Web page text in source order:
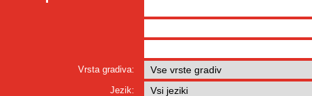
Vrsta gradiva:
Jezik: